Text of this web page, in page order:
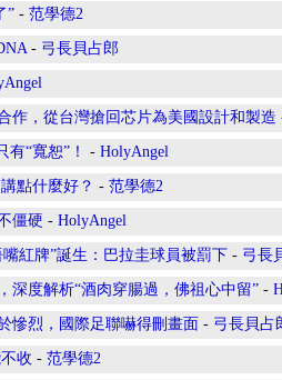
” - 范學德2
- 弓長貝占郎
作，從台灣搶回芯片為美國設計和製造
“寬恕”！ - HolyAngel
點什麼好？ - 范學德2
僵硬 - HolyAngel
紅牌”誕生：巴拉圭球員被罰下 - 弓長
深度解析“酒肉穿腸過，佛祖心中留” -
慘烈，國際足聯嚇得刪畫面 - 弓長貝占
收 - 范學德2